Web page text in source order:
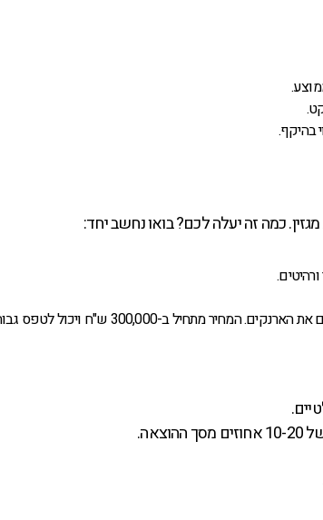
כמה זה יעלה לכם? בואו נחשב יחד:
בשלב הזה גם רואה החשבון שלכם יתחיל לעצב לכם את הארנקים. המחיר מתחיל ב-